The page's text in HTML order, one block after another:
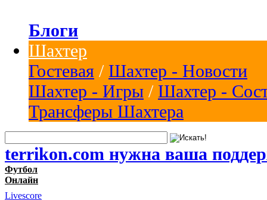
Блоги
Шахтер
Гостевая / Шахтер - Новости
Шахтер - Игры / Шахтер -
Трансферы Шахтера
terrikon.com нужна ваша
Футбол
Онлайн
Livescore